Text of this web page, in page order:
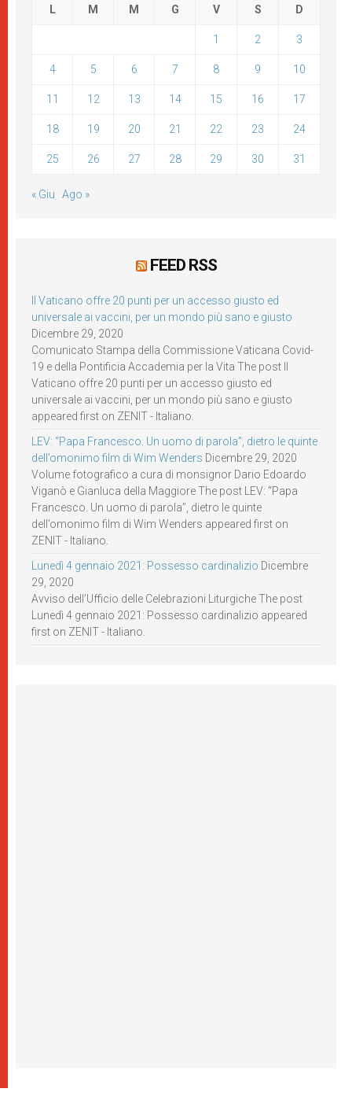
L M M G V S D
1 2 3
4 5 6 7 8 9 10
11 12 13 14 15 16 17
18 19 20 21 22 23 24
25 26 27 28 29 30 31
« Giu Ago »
FEED RSS
Il Vaticano offre 20 punti per un accesso giusto ed
universale ai vaccini, per un mondo più sano e giusto
Dicembre 29, 2020
Comunicato Stampa della Commissione Vaticana Covid-
19 e della Pontificia Accademia per la Vita The post Il
Vaticano offre 20 punti per un accesso giusto ed
universale ai vaccini, per un mondo più sano e giusto
appeared first on ZENIT - Italiano.
LEV: “Papa Francesco. Un uomo di parola”, dietro le quinte
dell’omonimo film di Wim Wenders Dicembre 29, 2020
Volume fotografico a cura di monsignor Dario Edoardo
Viganò e Gianluca della Maggiore The post LEV: “Papa
Francesco. Un uomo di parola”, dietro le quinte
dell’omonimo film di Wim Wenders appeared first on
ZENIT - Italiano.
Lunedì 4 gennaio 2021: Possesso cardinalizio Dicembre
29, 2020
Avviso dell’Ufficio delle Celebrazioni Liturgiche The post
Lunedì 4 gennaio 2021: Possesso cardinalizio appeared
first on ZENIT - Italiano.